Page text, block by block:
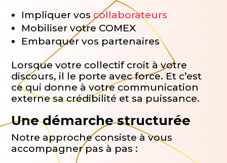
Impliquer vos collaborateurs
Mobiliser votre COMEX
Embarquer vos partenaires
Lorsque votre collectif croit à votre
discours, il le porte avec force. Et c’est
ce qui donne à votre communication
externe sa crédibilité et sa puissance.
Une démarche structurée
Notre approche consiste à vous
accompagner pas à pas :